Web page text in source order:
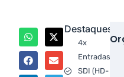
Destaques
4x
Entradas
SDI (HD-